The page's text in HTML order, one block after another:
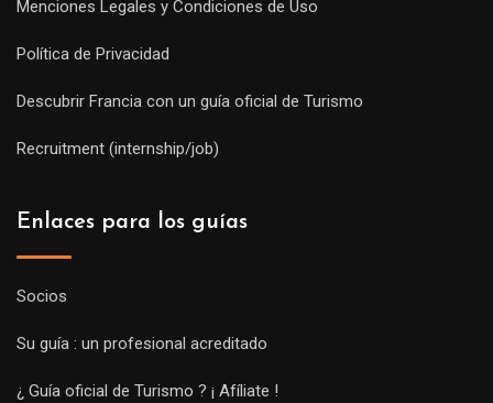
Menciones Legales y Condiciones de Uso
Política de Privacidad
Descubrir Francia con un guía oficial de Turismo
Recruitment (internship/job)
Enlaces para los guías
Socios
Su guía : un profesional acreditado
¿ Guía oficial de Turismo ? ¡ Afíliate !